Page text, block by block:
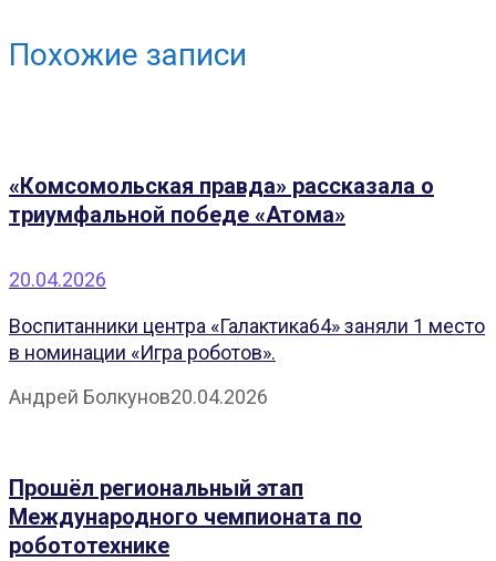
Похожие записи
«Комсомольская правда» рассказала о
триумфальной победе «Атома»
20.04.2026
Воспитанники центра «Галактика64» заняли 1 место
в номинации «Игра роботов».
Андрей Болкунов20.04.2026
Прошёл региональный этап
Международного чемпионата по
робототехнике